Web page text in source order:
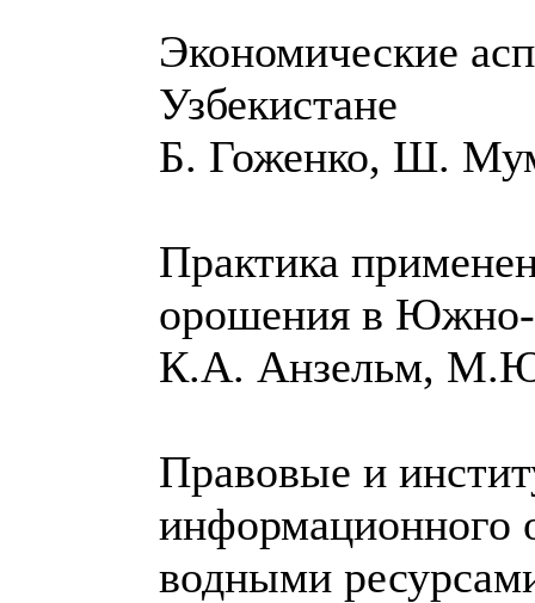
Экономические
Узбекистане
Б. Гоженко, Ш.
Практика
орошения в Южно-
К.А. Анзельм,
Правовые и
информационного
водными